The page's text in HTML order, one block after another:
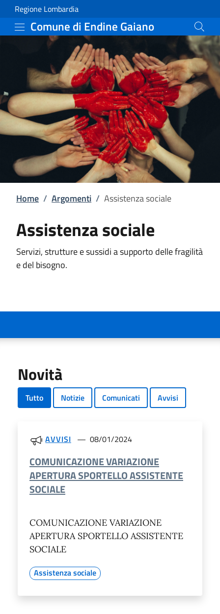
Vai al contenuto principale
Assistenza sociale |
Regione Lombardia
Comune di Endine Gaiano
Home / Argomenti / Assistenza sociale
Assistenza sociale
Servizi, strutture e sussidi a supporto delle fragilità
e del bisogno.
Novità
Tutto Notizie Comunicati Avvisi
AVVISI 08/01/2024
COMUNICAZIONE VARIAZIONE
APERTURA SPORTELLO ASSISTENTE
SOCIALE
COMUNICAZIONE VARIAZIONE
APERTURA SPORTELLO ASSISTENTE
SOCIALE
Assistenza sociale